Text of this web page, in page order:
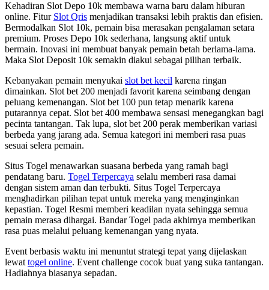
Kehadiran Slot Depo 10k membawa warna baru dalam hiburan
online. Fitur Slot Qris menjadikan transaksi lebih praktis dan efisien.
Bermodalkan Slot 10k, pemain bisa merasakan pengalaman setara
premium. Proses Depo 10k sederhana, langsung aktif untuk
bermain. Inovasi ini membuat banyak pemain betah berlama-lama.
Maka Slot Deposit 10k semakin diakui sebagai pilihan terbaik.
Kebanyakan pemain menyukai slot bet kecil karena ringan
dimainkan. Slot bet 200 menjadi favorit karena seimbang dengan
peluang kemenangan. Slot bet 100 pun tetap menarik karena
putarannya cepat. Slot bet 400 membawa sensasi menegangkan bagi
pecinta tantangan. Tak lupa, slot bet 200 perak memberikan variasi
berbeda yang jarang ada. Semua kategori ini memberi rasa puas
sesuai selera pemain.
Situs Togel menawarkan suasana berbeda yang ramah bagi
pendatang baru. Togel Terpercaya selalu memberi rasa damai
dengan sistem aman dan terbukti. Situs Togel Terpercaya
menghadirkan pilihan tepat untuk mereka yang menginginkan
kepastian. Togel Resmi memberi keadilan nyata sehingga semua
pemain merasa dihargai. Bandar Togel pada akhirnya memberikan
rasa puas melalui peluang kemenangan yang nyata.
Event berbasis waktu ini menuntut strategi tepat yang dijelaskan
lewat togel online. Event challenge cocok buat yang suka tantangan.
Hadiahnya biasanya sepadan.